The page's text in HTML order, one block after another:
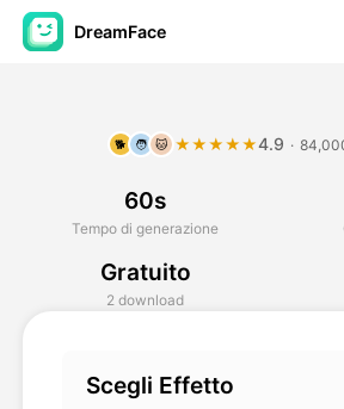
DreamFace
Video di Avatar
Video di AI
🐕 🧑 🐱 ★★★★★4.9 ·
60s
Tempo di generazione
Gratuito
2 download
Scegli Effetto